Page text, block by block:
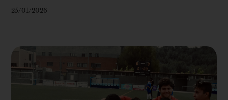
25/01/2026